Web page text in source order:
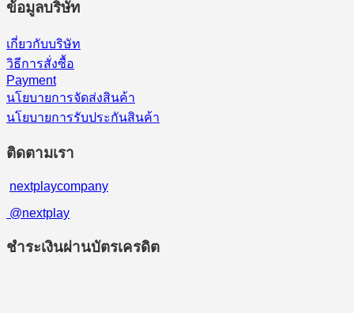
ข้อมูลบริษัท
เกี่ยวกับบริษัท
วิธีการสั่งซื้อ
Payment
นโยบายการจัดส่งสินค้า
นโยบายการรับประกันสินค้า
ติดตามเรา
nextplaycompany
@nextplay
ชำระเงินผ่านบัตรเครดิต